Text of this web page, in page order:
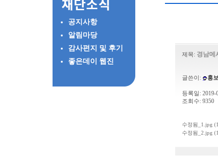
공지사항
알림마당
감사편지 및 후기
좋은데이 웹진
제목: 경남메
글쓴이: 홍
등록일: 2019-
조회수: 9350
수정됨_1.jpg
수정됨_2.jpg